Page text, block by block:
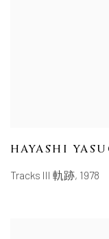
HAYASHI
Tracks III 軌跡, 1978